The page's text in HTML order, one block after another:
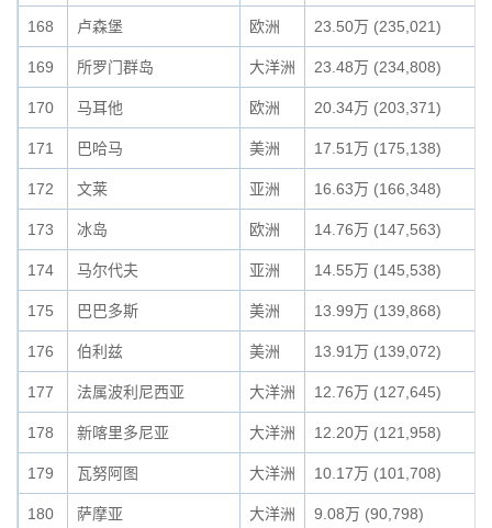
168 卢森堡 欧洲 23.50万 (235,021)
169 所罗门群岛 大洋洲 23.48万 (234,808)
170 马耳他 欧洲 20.34万 (203,371)
171 巴哈马 美洲 17.51万 (175,138)
172 文莱 亚洲 16.63万 (166,348)
173 冰岛 欧洲 14.76万 (147,563)
174 马尔代夫 亚洲 14.55万 (145,538)
175 巴巴多斯 美洲 13.99万 (139,868)
176 伯利兹 美洲 13.91万 (139,072)
177 法属波利尼西亚 大洋洲 12.76万 (127,645)
178 新喀里多尼亚 大洋洲 12.20万 (121,958)
179 瓦努阿图 大洋洲 10.17万 (101,708)
180 萨摩亚 大洋洲 9.08万 (90,798)